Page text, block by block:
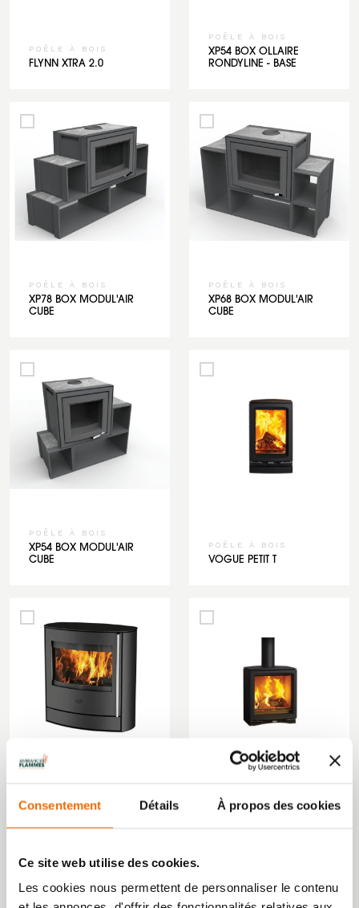
Consentement Détails À propos des cookies
Ce site web utilise des cookies.
Les cookies nous permettent de personnaliser le contenu
POÊLE À BOIS
FLYNN XTRA 2.0
POÊLE À BOIS
XP54 BOX OLLAIRE
RONDYLINE - BASE
POÊLE À BOIS
XP78 BOX MODUL'AIR
CUBE
POÊLE À BOIS
XP68 BOX MODUL'AIR
CUBE
POÊLE À BOIS
XP54 BOX MODUL'AIR
CUBE
POÊLE À BOIS
VOGUE PETIT T
ADAMIS)
VOGUE MEDIUM
2